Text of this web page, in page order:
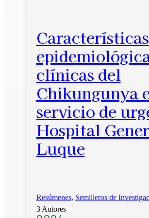
Características
clínicas del
Chikungunya
servicio de
Hospital
Luque
Resúmenes, Semilleros de
3 Autores